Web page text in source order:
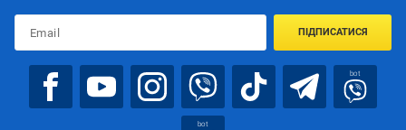
ПІДПИСАТИСЯ
bot
bot